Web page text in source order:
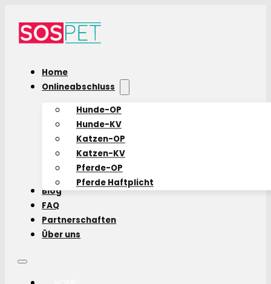
Home
Onlineabschluss
Hunde-OP
Hunde-KV
Katzen-OP
Katzen-KV
Pferde-OP
Pferde Haftplicht
Blog
FAQ
Partnerschaften
Über uns